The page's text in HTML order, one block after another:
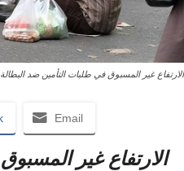
الارتفاع غير المسبوق في طلبات التأمين ضد البطالة
Email
الارتفاع غير